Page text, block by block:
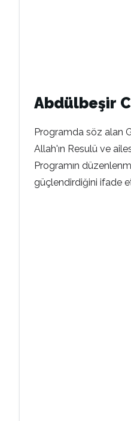
Abdülbeşir
Programda söz alan
Allah'ın Resulü ve
Programın
güçlendirdiğini ifade